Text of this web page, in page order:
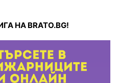
НА BRATO.BG!